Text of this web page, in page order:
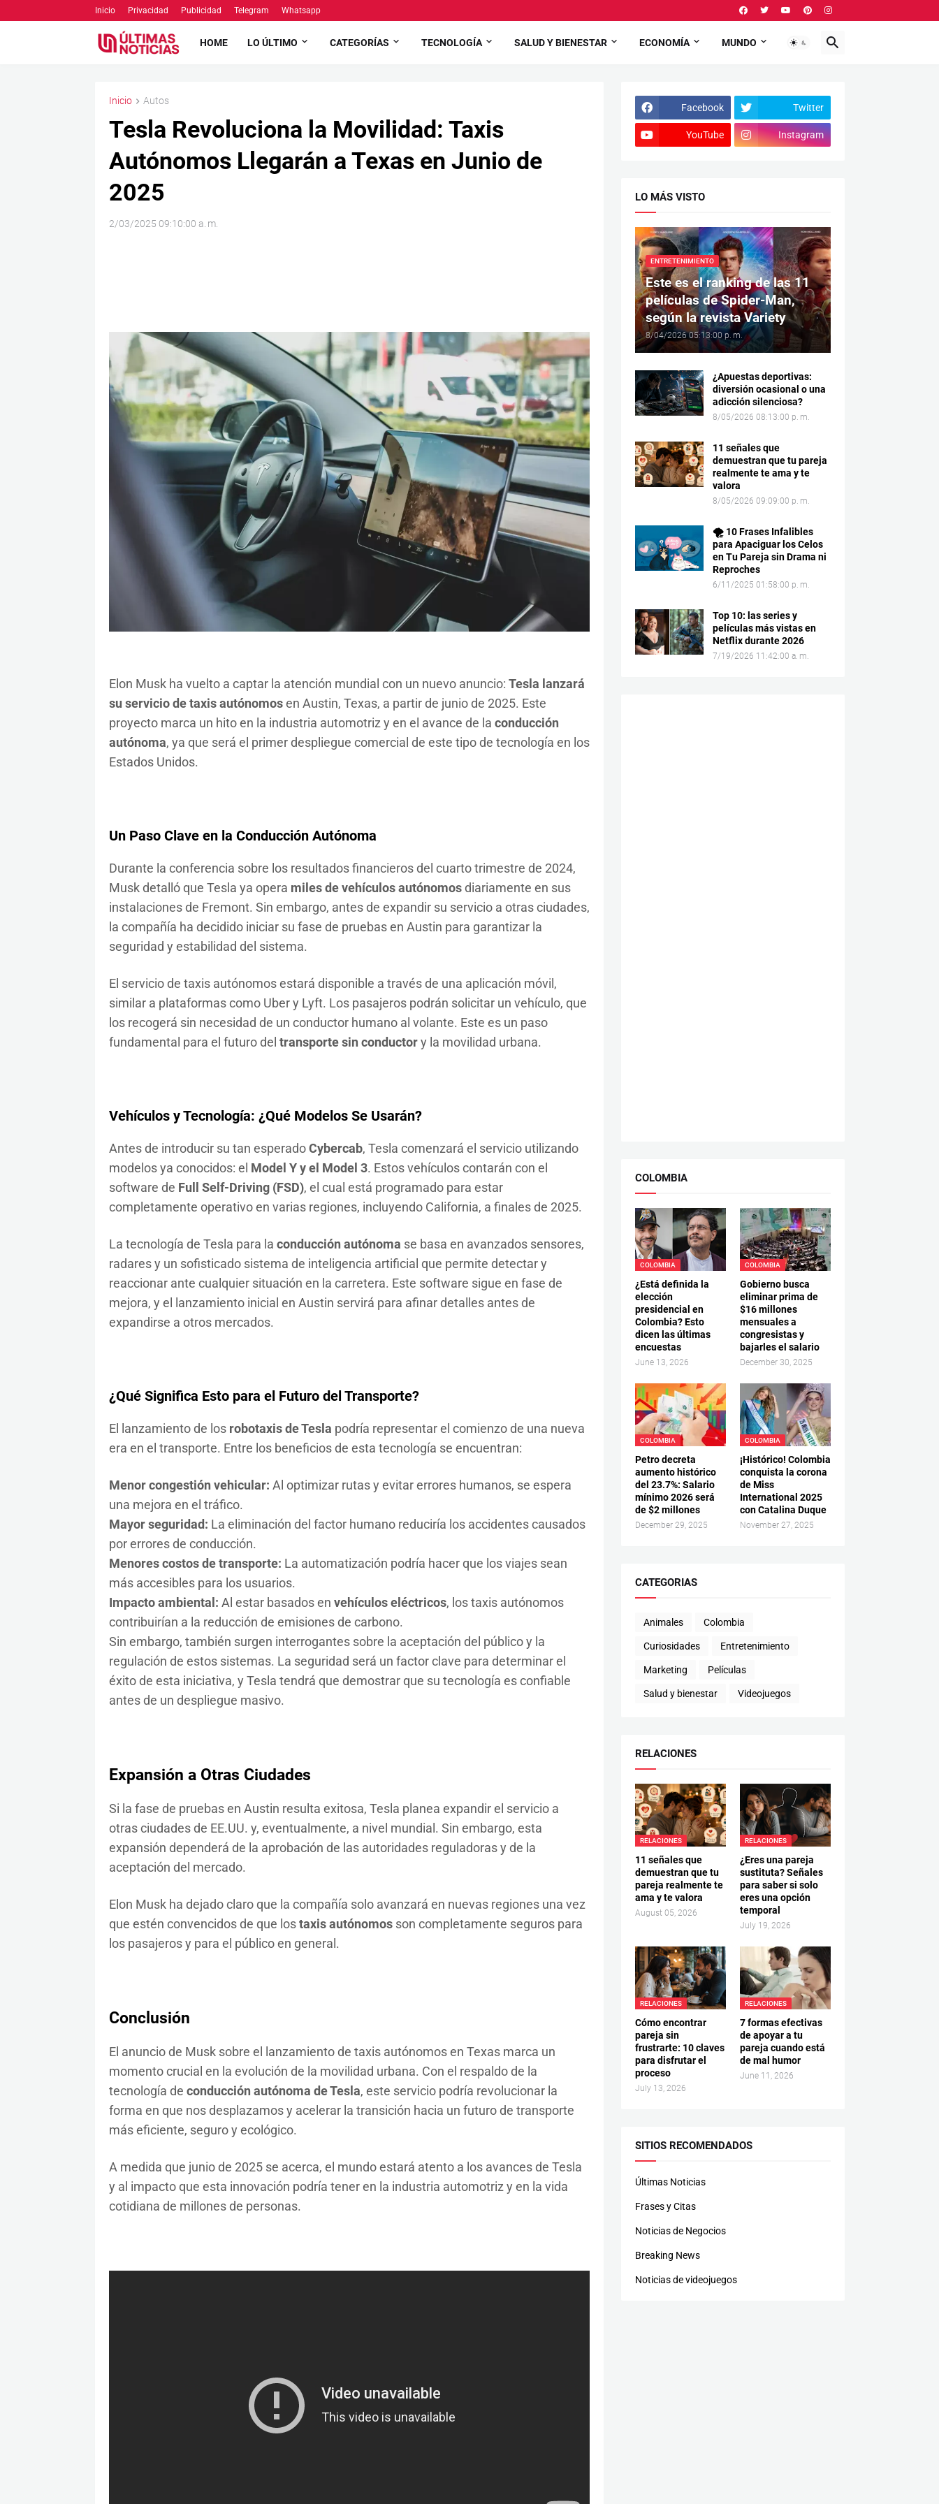
Inicio Privacidad Publicidad Telegram Whatsapp
HOME LO ÚLTIMO CATEGORÍAS TECNOLOGÍA SALUD Y BIENESTAR ECONOMÍA MUNDO
Inicio Autos
Tesla Revoluciona la Movilidad: Taxis
Autónomos Llegarán a Texas en Junio de
2025
2/03/2025 09:10:00 a. m.
Elon Musk ha vuelto a captar la atención mundial con un nuevo anuncio: Tesla lanzará
su servicio de taxis autónomosen Austin, Texas, a partir de junio de 2025. Este
proyecto marca un hito en la industria automotriz y en el avance de la conducción
autónoma, ya que será el primer despliegue comercial de este tipo de tecnología en los
Estados Unidos.
Un Paso Clave en la Conducción Autónoma
Durante la conferencia sobre los resultados financieros del cuarto trimestre de 2024,
Musk detalló que Tesla ya opera miles de vehículos autónomosdiariamente en sus
instalaciones de Fremont. Sin embargo, antes de expandir su servicio a otras ciudades,
la compañía ha decidido iniciar su fase de pruebas en Austin para garantizar la
seguridad y estabilidad del sistema.
El servicio de taxis autónomos estará disponible a través de una aplicación móvil,
similar a plataformas como Uber y Lyft. Los pasajeros podrán solicitar un vehículo, que
los recogerá sin necesidad de un conductor humano al volante. Este es un paso
fundamental para el futuro del transporte sin conductory la movilidad urbana.
Vehículos y Tecnología: ¿Qué Modelos Se Usarán?
Antes de introducir su tan esperadoCybercab, Tesla comenzará el servicio utilizando
modelos ya conocidos: el Model Y y el Model 3. Estos vehículos contarán con el
software de Full Self-Driving (FSD), el cual está programado para estar
completamente operativo en varias regiones, incluyendo California, a finales de 2025.
La tecnología de Tesla para la conducción autónoma se basa en avanzados sensores,
radares y un sofisticado sistema de inteligencia artificial que permite detectar y
reaccionar ante cualquier situación en la carretera. Este software sigue en fase de
mejora, y el lanzamiento inicial en Austin servirá para afinar detalles antes de
expandirse a otros mercados.
¿Qué Significa Esto para el Futuro del Transporte?
El lanzamiento de los robotaxis de Tesla podría representar el comienzo de una nueva
era en el transporte. Entre los beneficios de esta tecnología se encuentran:
Menor congestión vehicular: Al optimizar rutas y evitar errores humanos, se espera
una mejora en el tráfico.
Mayor seguridad: La eliminación del factor humano reduciría los accidentes causados
por errores de conducción.
Menores costos de transporte: La automatización podría hacer que los viajes sean
más accesibles para los usuarios.
Impacto ambiental: Al estar basados en vehículos eléctricos, los taxis autónomos
contribuirían a la reducción de emisiones de carbono.
Sin embargo, también surgen interrogantes sobre la aceptación del público y la
regulación de estos sistemas. La seguridad será un factor clave para determinar el
éxito de esta iniciativa, y Tesla tendrá que demostrar que su tecnología es confiable
antes de un despliegue masivo.
Expansión a Otras Ciudades
Si la fase de pruebas en Austin resulta exitosa, Tesla planea expandir el servicio a
otras ciudades de EE.UU. y, eventualmente, a nivel mundial. Sin embargo, esta
expansión dependerá de la aprobación de las autoridades reguladoras y de la
aceptación del mercado.
Elon Musk ha dejado claro que la compañía solo avanzará en nuevas regiones una vez
que estén convencidos de que lostaxis autónomosson completamente seguros para
los pasajeros y para el público en general.
Conclusión
El anuncio de Musk sobre el lanzamiento de taxis autónomos en Texas marca un
momento crucial en la evolución de la movilidad urbana. Con el respaldo de la
tecnología de conducción autónoma de Tesla, este servicio podría revolucionar la
forma en que nos desplazamos y acelerar la transición hacia un futuro de transporte
más eficiente, seguro y ecológico.
A medida que junio de 2025 se acerca, el mundo estará atento a los avances de Tesla
y al impacto que esta innovación podría tener en la industria automotriz y en la vida
cotidiana de millones de personas.
Facebook Twitter
YouTube Instagram
LO MÁS VISTO
ENTRETENIMIENTO
Este es el ranking de las 11
películas de Spider-Man,
según la revista Variety
8/04/2026 05:13:00 p. m.
¿Apuestas deportivas:
diversión ocasional o una
adicción silenciosa?
8/05/2026 08:13:00 p. m.
11 señales que
demuestran que tu pareja
realmente te ama y te
valora
8/05/2026 09:09:00 p. m.
🌪️ 10 Frases Infalibles
para Apaciguar los Celos
en Tu Pareja sin Drama ni
Reproches
6/11/2025 01:58:00 p. m.
Top 10: las series y
películas más vistas en
Netflix durante 2026
7/19/2026 11:42:00 a. m.
COLOMBIA
COLOMBIA
¿Está definida la
elección
presidencial en
Colombia? Esto
dicen las últimas
encuestas
June 13, 2026
COLOMBIA
Gobierno busca
eliminar prima de
$16 millones
mensuales a
congresistas y
bajarles el salario
December 30, 2025
COLOMBIA
Petro decreta
aumento histórico
del 23.7%: Salario
mínimo 2026 será
de $2 millones
December 29, 2025
COLOMBIA
¡Histórico! Colombia
conquista la corona
de Miss
International 2025
con Catalina Duque
November 27, 2025
CATEGORIAS
Animales Colombia
Curiosidades Entretenimiento
Marketing Películas
Salud y bienestar Videojuegos
RELACIONES
RELACIONES
11 señales que
demuestran que tu
pareja realmente te
ama y te valora
August 05, 2026
RELACIONES
¿Eres una pareja
sustituta? Señales
para saber si solo
eres una opción
temporal
July 19, 2026
RELACIONES
Cómo encontrar
pareja sin
frustrarte: 10 claves
para disfrutar el
proceso
July 13, 2026
RELACIONES
7 formas efectivas
de apoyar a tu
pareja cuando está
de mal humor
June 11, 2026
SITIOS RECOMENDADOS
Últimas Noticias
Frases y Citas
Noticias de Negocios
Breaking News
Noticias de videojuegos